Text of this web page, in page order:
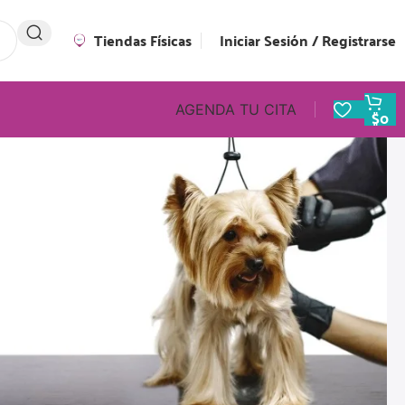
Tiendas Físicas Iniciar Sesión / Registrarse
AGENDA TU CITA $0